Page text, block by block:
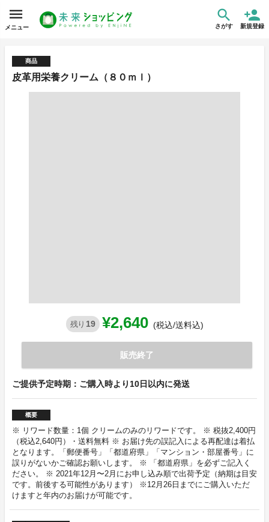
メニュー さがす 新規登録
商品
皮革用栄養クリーム（８０ｍｌ）
残り 19 ¥2,640 (税込/送料込)
販売終了
ご提供予定時期：ご購入時より10日以内に発送
概要
※ リワード数量：1個 クリームのみのリワードです。 ※ 税抜2,400円
（税込2,640円）・送料無料 ※ お届け先の誤記入による再配達は着払
となります。「郵便番号」「都道府県」「マンション・部屋番号」に
誤りがないかご確認お願いします。 ※ 「都道府県」を必ずご記入く
ださい。 ※ 2021年12月〜2月にお申し込み順で出荷予定（納期は目安
です。前後する可能性があります） ※12月26日までにご購入いただ
けますと年内のお届けが可能です。